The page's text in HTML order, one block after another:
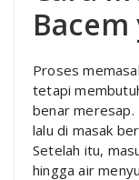
Proses
tetapi
benar meresap.
lalu di masak
Setelah itu,
hingga air